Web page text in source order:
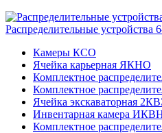
Распределительные устройства
Камеры КСО
Ячейка карьерная ЯКНО
Комплектное
Комплектное
Ячейка экскаваторная
Инвентарная камера
Комплектное